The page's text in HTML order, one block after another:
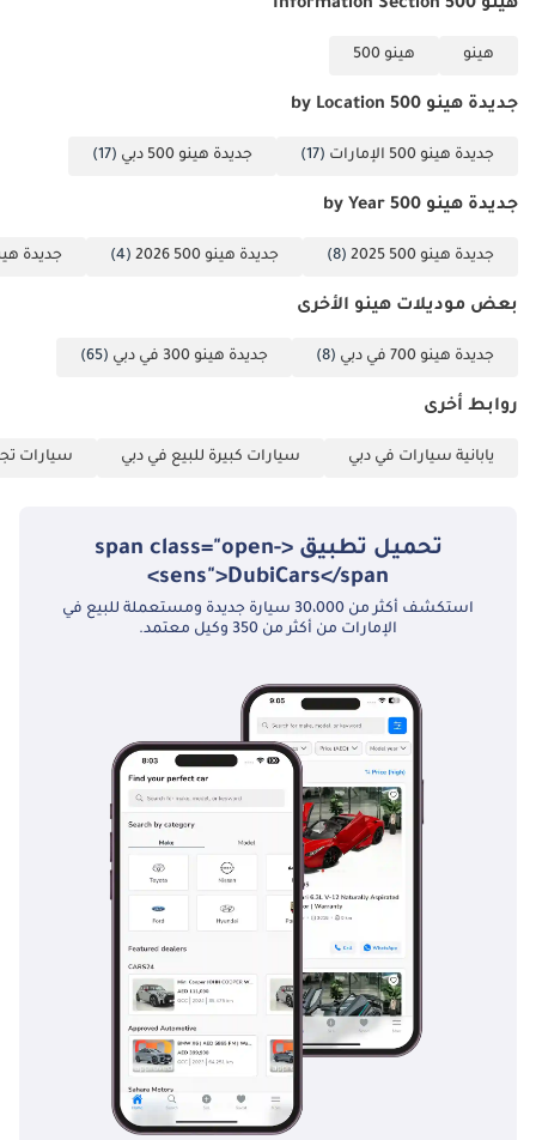
ناقل حركة - يدوي،
200 لتر، السرعة
القصوى - 114 كم/
صعود المنحدرات -
5600 كجم، الوزن
الإجمالي للمركبة -
الحمولة - 13400 كجم،
7500 كجم، سعة
الدوران (من الرصيف
الدوران (من جدار إلى
المكابح (أمامية
وخلفية) - أسطوانية
410 × 220 مم خلفي)،
نظام منع انغلاق
المكابح (ABS) - نعم،
مكابح العادم - نعم،
مكابح التوقف - مكابح
زنبركية، مولد كهربائي -
قاعدة العجلات - 5830
عرض المسار الخلفي:
١٨٣٥ مم، مقاس
هينو 500 Information Section
هينو هينو 500
جديدة هينو 500 by Location
جديدة هينو 500 الإمارات (17) جديدة هينو 500 دبي (17)
جديدة هينو 500 by Year
جديدة هينو 500 2025 (8) جديدة هينو 500 2026 (4) جديدة هينو 500
بعض موديلات هينو الأخرى
جديدة هينو 700 في دبي (8) جديدة هينو 300 في دبي (65)
روابط أخرى
يابانية سيارات في دبي سيارات كبيرة للبيع في دبي سيارات
تحميل تطبيق <span class="open-
sens">DubiCars</span>
استكشف أكثر من 30،000 سيارة جديدة ومستعملة للبيع في
الإمارات من أكثر من 350 وكيل معتمد.